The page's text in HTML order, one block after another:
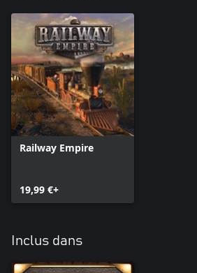
Railway Empire
19,99 €+
Inclus dans